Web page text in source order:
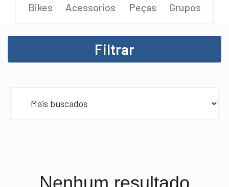
Bikes Acessorios Peças Grupos
Filtrar
Nenhum resultado